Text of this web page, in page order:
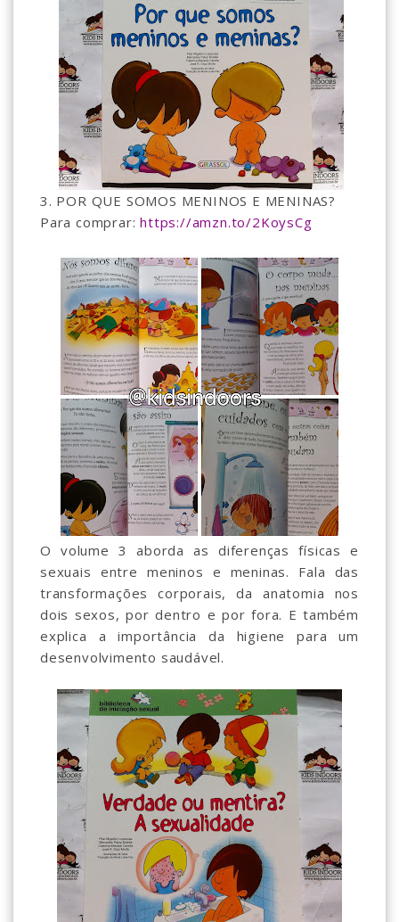
3. POR QUE SOMOS MENINOS E MENINAS?
Para comprar:https://amzn.to/2KoysCg
O volume 3 aborda as diferenças físicas e
sexuais entre meninos e meninas. Fala das
transformações corporais, da anatomia nos
dois sexos, por dentro e por fora. E também
explica a importância da higiene para um
desenvolvimento saudável.